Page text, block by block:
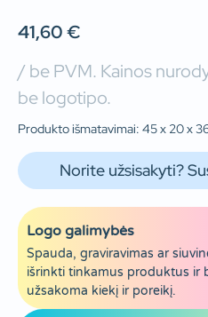
41,60€
/ be PVM. Kainos
be logotipo.
Produkto išmatavimai: 45 x 20 x
Norite užsisakyti?
Logo galimybės
Spauda, graviravimas ar
išrinkti tinkamus produktus ir
užsakoma kiekį ir poreikį.